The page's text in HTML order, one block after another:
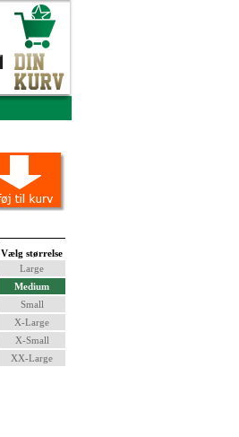
Vælg størrelse
Large
Medium
Small
X-Large
X-Small
XX-Large